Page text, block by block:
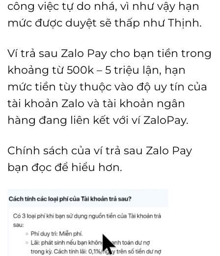
công việc tự do nhá, vì như vậy hạn
mức được duyệt sẽ thấp như Thịnh.
Ví trả sau Zalo Pay cho bạn tiền trong
khoảng từ 500k – 5 triệu lận, hạn
mức tiền tùy thuộc vào độ uy tín của
tài khoản Zalo và tài khoản ngân
hàng đang liên kết với ví ZaloPay.
Chính sách của ví trả sau Zalo Pay
bạn đọc để hiểu hơn.